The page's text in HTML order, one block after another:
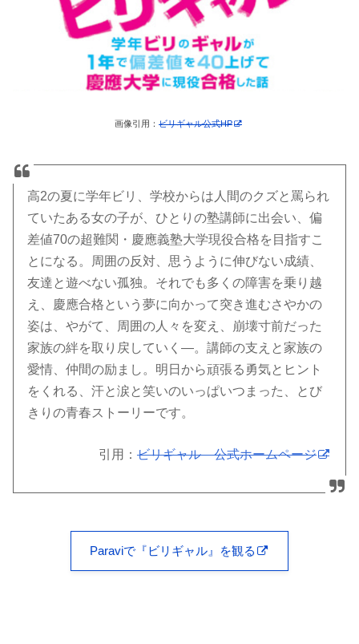
画像引用： ビリギャル公式HP
高2の夏に学年ビリ、学校からは人間のクズと罵られ
ていたある女の子が、ひとりの塾講師に出会い、偏
差値70の超難関・慶應義塾大学現役合格を目指すこ
とになる。周囲の反対、思うように伸びない成績、
友達と遊べない孤独。それでも多くの障害を乗り越
え、慶應合格という夢に向かって突き進むさやかの
姿は、やがて、周囲の人々を変え、崩壊寸前だった
家族の絆を取り戻していく―。講師の支えと家族の
愛情、仲間の励まし。明日から頑張る勇気とヒント
をくれる、汗と涙と笑いのいっぱいつまった、とび
きりの青春ストーリーです。
引用： ビリギャル 公式ホームページ
Paraviで『ビリギャル』を観る